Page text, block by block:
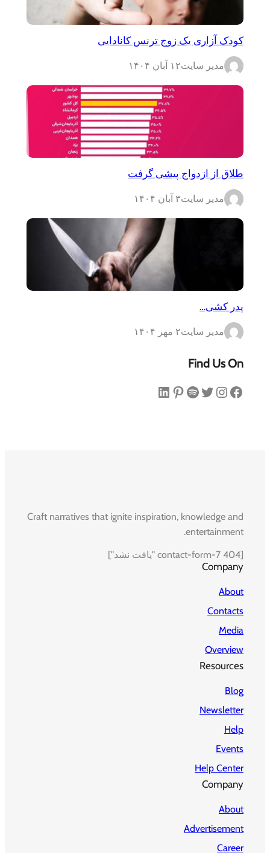
کودک آزاری یک زوج ترنس کانادایی
مدیر سایت۱۲ آبان ۱۴۰۴
طلاق از ازدواج پیشی گرفت
مدیر سایت۳ آبان ۱۴۰۴
پدر کشی…
مدیر سایت۲ مهر ۱۴۰۴
Find Us On
فیس‌بوک اینستاگرم توییتر اسپاتیفای پینترست لینکداین
Craft narratives that ignite inspiration, knowledge and
entertainment.
[contact-form-7 404 "یافت نشد"]
Company
About
Contacts
Media
Overview
Resources
Blog
Newsletter
Help
Events
Help Center
Company
About
Advertisement
Career